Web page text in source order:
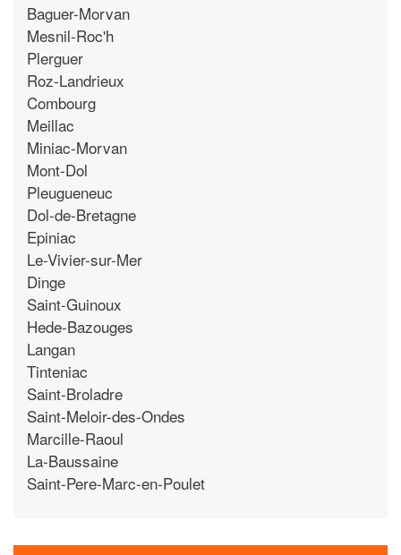
Baguer-Morvan
Mesnil-Roc'h
Plerguer
Roz-Landrieux
Combourg
Meillac
Miniac-Morvan
Mont-Dol
Pleugueneuc
Dol-de-Bretagne
Epiniac
Le-Vivier-sur-Mer
Dinge
Saint-Guinoux
Hede-Bazouges
Langan
Tinteniac
Saint-Broladre
Saint-Meloir-des-Ondes
Marcille-Raoul
La-Baussaine
Saint-Pere-Marc-en-Poulet